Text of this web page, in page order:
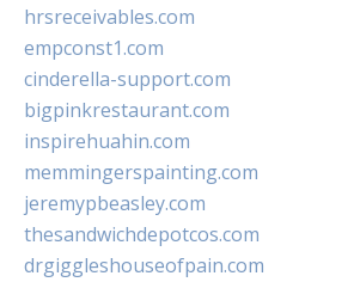
hrsreceivables.com
empconst1.com
cinderella-support.com
bigpinkrestaurant.com
inspirehuahin.com
memmingerspainting.com
jeremypbeasley.com
thesandwichdepotcos.com
drgiggleshouseofpain.com